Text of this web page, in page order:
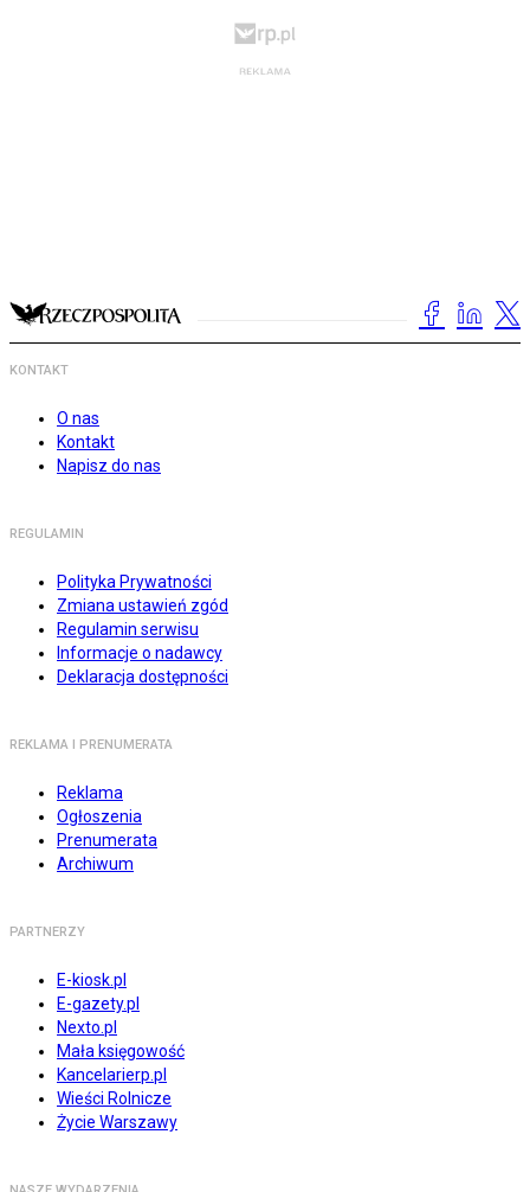
KONTAKT
O nas
Kontakt
Napisz do nas
REGULAMIN
Polityka Prywatności
Zmiana ustawień zgód
Regulamin serwisu
Informacje o nadawcy
Deklaracja dostępności
REKLAMA I PRENUMERATA
Reklama
Ogłoszenia
Prenumerata
Archiwum
PARTNERZY
E-kiosk.pl
E-gazety.pl
Nexto.pl
Mała księgowość
Kancelarierp.pl
Wieści Rolnicze
Życie Warszawy